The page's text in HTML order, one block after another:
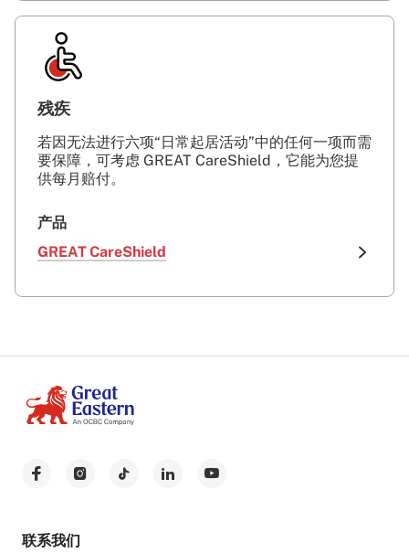
残疾
若因无法进行六项“日常起居活动”中的任何一项而需
要保障，可考虑 GREAT CareShield，它能为您提
供每月赔付。
产品
GREAT CareShield
联系我们